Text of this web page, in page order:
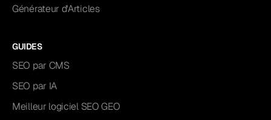
Générateur d'Articles
GUIDES
SEO par CMS
SEO par IA
Meilleur logiciel SEO GEO